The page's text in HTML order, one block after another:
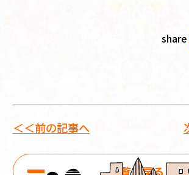
share
＜＜前の記事へ
一覧に戻る